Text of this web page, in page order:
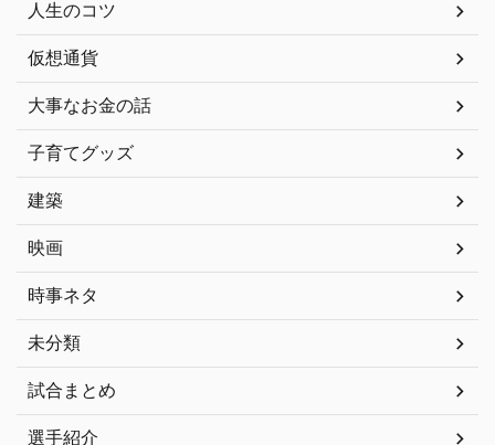
人生のコツ
仮想通貨
大事なお金の話
子育てグッズ
建築
映画
時事ネタ
未分類
試合まとめ
選手紹介